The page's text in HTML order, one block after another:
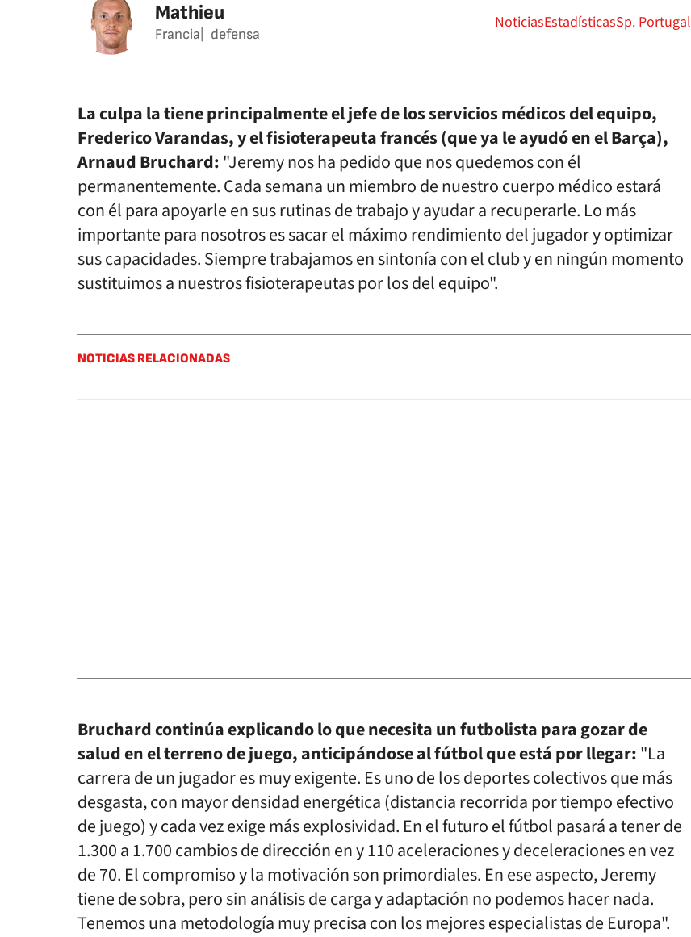
Mathieu
Francia defensa
NoticiasEstadísticasSp. Portugal
La culpa la tiene principalmente el jefe de los servicios médicos del equipo,
Frederico Varandas, y el fisioterapeuta francés (que ya le ayudó en el Barça),
Arnaud Bruchard:"Jeremy nos ha pedido que nos quedemos con él
permanentemente. Cada semana un miembro de nuestro cuerpo médico estará
con él para apoyarle en sus rutinas de trabajo y ayudar a recuperarle. Lo más
importante para nosotros es sacar el máximo rendimiento del jugador y optimizar
sus capacidades. Siempre trabajamos en sintonía con el club y en ningún momento
sustituimos a nuestros fisioterapeutas por los del equipo".
NOTICIAS RELACIONADAS
Bruchard continúa explicando lo que necesita un futbolista para gozar de
salud en el terreno de juego, anticipándose al fútbol que está por llegar:"La
carrera de un jugador es muy exigente. Es uno de los deportes colectivos que más
desgasta, con mayor densidad energética (distancia recorrida por tiempo efectivo
de juego) y cada vez exige más explosividad. En el futuro el fútbol pasará a tener de
1.300 a 1.700 cambios de dirección en y 110 aceleraciones y deceleraciones en vez
de 70. El compromiso y la motivación son primordiales. En ese aspecto, Jeremy
tiene de sobra, pero sin análisis de carga y adaptación no podemos hacer nada.
Tenemos una metodología muy precisa con los mejores especialistas de Europa".